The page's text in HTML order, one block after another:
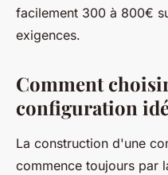
facilement 300 à 800€
exigences.
Comment
configuration
La construction d'une
commence toujours par